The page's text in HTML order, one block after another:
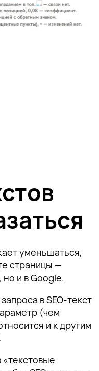
уменьшаться,
страницы —
и в Google.
в SEO-текст
(чем
и к другим